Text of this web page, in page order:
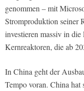
genommen – mit
Stromproduktion seiner
investieren massiv in
Kernreaktoren, die ab
In China geht der
Tempo voran. China hat